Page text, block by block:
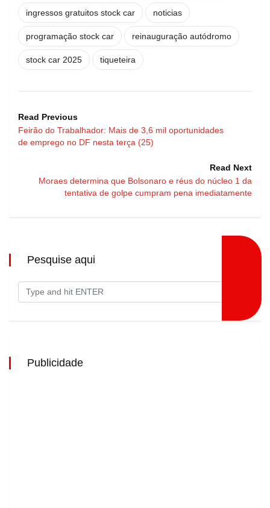
ingressos gratuitos stock car noticias
programação stock car reinauguração autódromo
stock car 2025 tiqueteira
Read Previous
Feirão do Trabalhador: Mais de 3,6 mil oportunidades
de emprego no DF nesta terça (25)
Read Next
Moraes determina que Bolsonaro e réus do núcleo 1 da
tentativa de golpe cumpram pena imediatamente
Pesquise aqui
Publicidade